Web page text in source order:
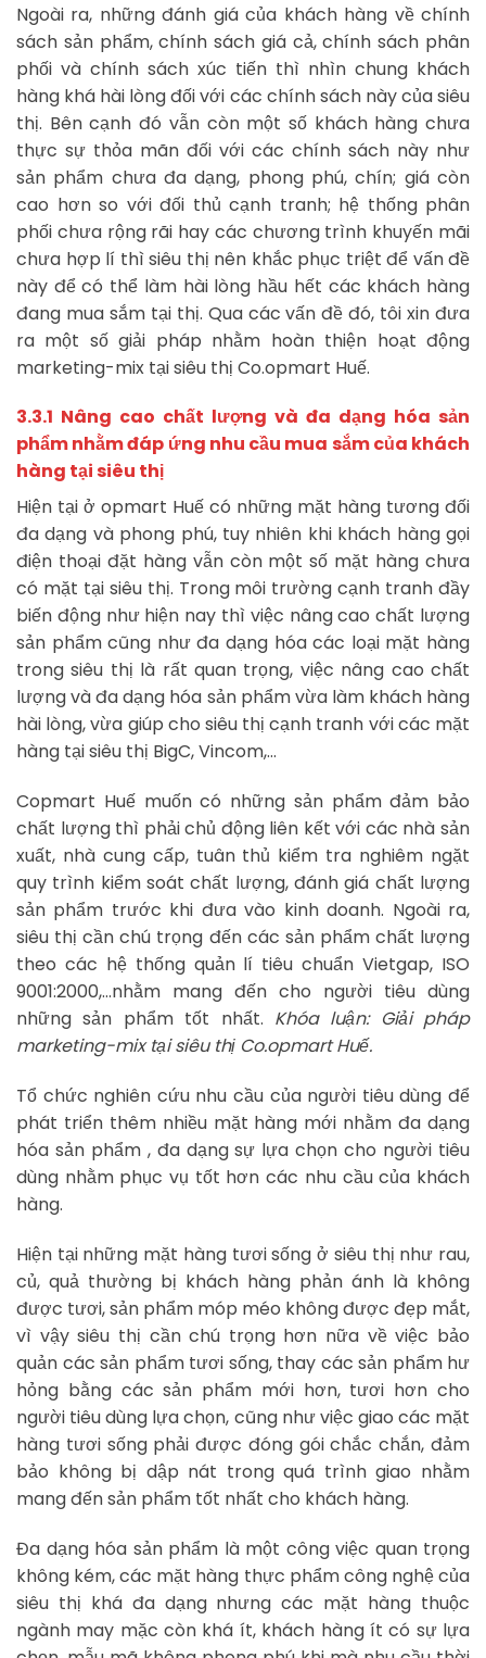
Ngoài ra, những đánh giá của khách hàng về chính
sách sản phẩm, chính sách giá cả, chính sách phân
phối và chính sách xúc tiến thì nhìn chung khách
hàng khá hài lòng đối với các chính sách này của siêu
thị. Bên cạnh đó vẫn còn một số khách hàng chưa
thực sự thỏa mãn đối với các chính sách này như
sản phẩm chưa đa dạng, phong phú, chín; giá còn
cao hơn so với đối thủ cạnh tranh; hệ thống phân
phối chưa rộng rãi hay các chương trình khuyến mãi
chưa hợp lí thì siêu thị nên khắc phục triệt để vấn đề
này để có thể làm hài lòng hầu hết các khách hàng
đang mua sắm tại thị. Qua các vấn đề đó, tôi xin đưa
ra một số giải pháp nhằm hoàn thiện hoạt động
marketing-mix tại siêu thị Co.opmart Huế.
3.3.1 Nâng cao chất lượng và đa dạng hóa sản
phẩm nhằm đáp ứng nhu cầu mua sắm của khách
hàng tại siêu thị
Hiện tại ở opmart Huế có những mặt hàng tương đối
đa dạng và phong phú, tuy nhiên khi khách hàng gọi
điện thoại đặt hàng vẫn còn một số mặt hàng chưa
có mặt tại siêu thị. Trong môi trường cạnh tranh đầy
biến động như hiện nay thì việc nâng cao chất lượng
sản phẩm cũng như đa dạng hóa các loại mặt hàng
trong siêu thị là rất quan trọng, việc nâng cao chất
lượng và đa dạng hóa sản phẩm vừa làm khách hàng
hài lòng, vừa giúp cho siêu thị cạnh tranh với các mặt
hàng tại siêu thị BigC, Vincom,…
Copmart Huế muốn có những sản phẩm đảm bảo
chất lượng thì phải chủ động liên kết với các nhà sản
xuất, nhà cung cấp, tuân thủ kiểm tra nghiêm ngặt
quy trình kiểm soát chất lượng, đánh giá chất lượng
sản phẩm trước khi đưa vào kinh doanh. Ngoài ra,
siêu thị cần chú trọng đến các sản phẩm chất lượng
theo các hệ thống quản lí tiêu chuẩn Vietgap, ISO
9001:2000,…nhằm mang đến cho người tiêu dùng
những sản phẩm tốt nhất. Khóa luận: Giải pháp
marketing-mix tại siêu thị Co.opmart Huế.
Tổ chức nghiên cứu nhu cầu của người tiêu dùng để
phát triển thêm nhiều mặt hàng mới nhằm đa dạng
hóa sản phẩm , đa dạng sự lựa chọn cho người tiêu
dùng nhằm phục vụ tốt hơn các nhu cầu của khách
hàng.
Hiện tại những mặt hàng tươi sống ở siêu thị như rau,
củ, quả thường bị khách hàng phản ánh là không
được tươi, sản phẩm móp méo không được đẹp mắt,
vì vậy siêu thị cần chú trọng hơn nữa về việc bảo
quản các sản phẩm tươi sống, thay các sản phẩm hư
hỏng bằng các sản phẩm mới hơn, tươi hơn cho
người tiêu dùng lựa chọn, cũng như việc giao các mặt
hàng tươi sống phải được đóng gói chắc chắn, đảm
bảo không bị dập nát trong quá trình giao nhằm
mang đến sản phẩm tốt nhất cho khách hàng.
Đa dạng hóa sản phẩm là một công việc quan trọng
không kém, các mặt hàng thực phẩm công nghệ của
siêu thị khá đa dạng nhưng các mặt hàng thuộc
ngành may mặc còn khá ít, khách hàng ít có sự lựa